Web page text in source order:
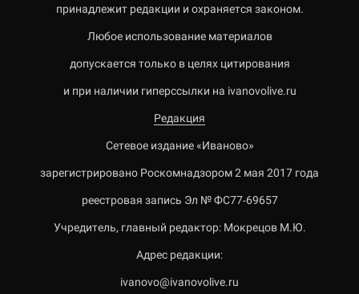
принадлежит редакции и охраняется законом.
Любое использование материалов
допускается только в целях цитирования
и при наличии гиперссылки на ivanovolive.ru
Редакция
Сетевое издание «Иваново»
зарегистрировано Роскомнадзором 2 мая 2017 года
реестровая запись Эл № ФС77-69657
Учредитель, главный редактор: Мокрецов М.Ю.
Адрес редакции:
ivanovo@ivanovolive.ru